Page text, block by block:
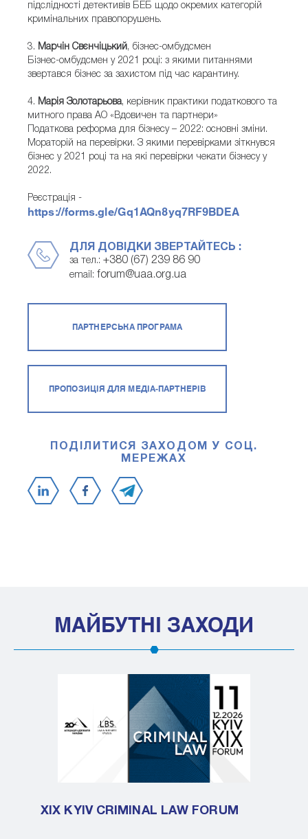
підслідності детективів БЕБ щодо окремих категорій
кримінальних правопорушень.
3. Марчін Свєнчіцький , бізнес-омбудсмен
Бізнес-омбудсмен у 2021 році: з якими питаннями
звертався бізнес за захистом під час карантину.
4. Марія Золотарьова, керівник практики податкового та
митного права АО «Вдовичен та партнери»
Податкова реформа для бізнесу – 2022: основні зміни.
Мораторій на перевірки. З якими перевірками зіткнувся
бізнес у 2021 році та на які перевірки чекати бізнесу у
2022.
Реєстрація -
https://forms.gle/Gq1AQn8yq7RF9BDEA
ДЛЯ ДОВІДКИ ЗВЕРТАЙТЕСЬ :
за тел.: +380 (67) 239 86 90
email: forum@uaa.org.ua
ПАРТНЕРСЬКА ПРОГРАМА
ПРОПОЗИЦІЯ ДЛЯ МЕДІА-ПАРТНЕРІВ
ПОДІЛИТИСЯ ЗАХОДОМ У СОЦ.
МЕРЕЖАХ
МАЙБУТНІ ЗАХОДИ
XIX KYIV CRIMINAL LAW FORUM